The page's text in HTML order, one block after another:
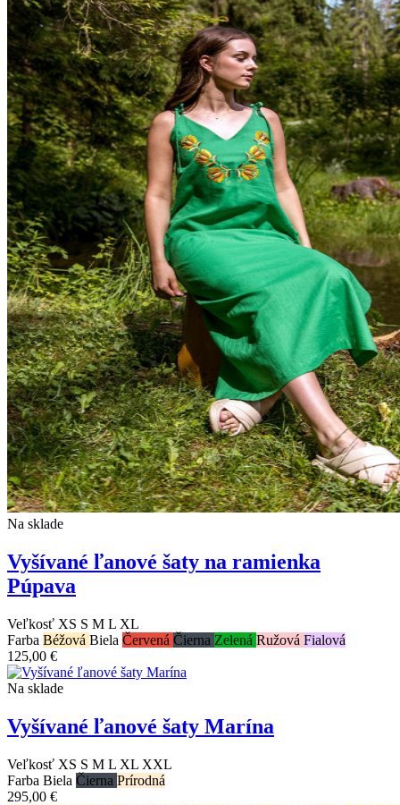
Na sklade
Vyšívané ľanové šaty na ramienka
Púpava
Veľkosť XS S M L XL
Farba Béžová Biela Červená Čierna Zelená Ružová Fialová
125,00 €
Na sklade
Vyšívané ľanové šaty Marína
Veľkosť XS S M L XL XXL
Farba Biela Čierna Prírodná
295,00 €